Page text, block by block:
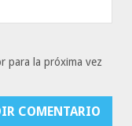
para la próxima vez